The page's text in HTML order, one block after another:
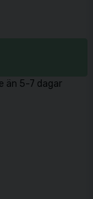
än 5-7 dagar